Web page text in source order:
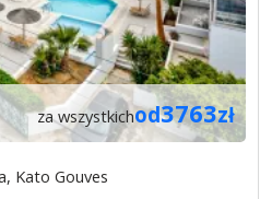
za wszystkichod3763zł
, Kato Gouves